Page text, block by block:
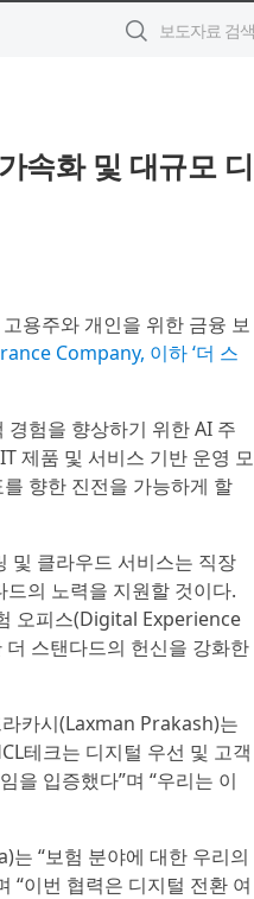
속화 및 대규모 디
고용주와 개인을 위한 금융 보
Company, 이하 ‘더 스
험을 향상하기 위한 AI 주
제품 및 서비스 기반 운영 모
향한 진전을 가능하게 할
및 클라우드 서비스는 직장
의 노력을 지원할 것이다.
오피스(Digital Experience
스탠다드의 헌신을 강화한
카시(Laxman Prakash)는
테크는 디지털 우선 및 고객
을 입증했다”며 “우리는 이
“보험 분야에 대한 우리의
“이번 협력은 디지털 전환 여